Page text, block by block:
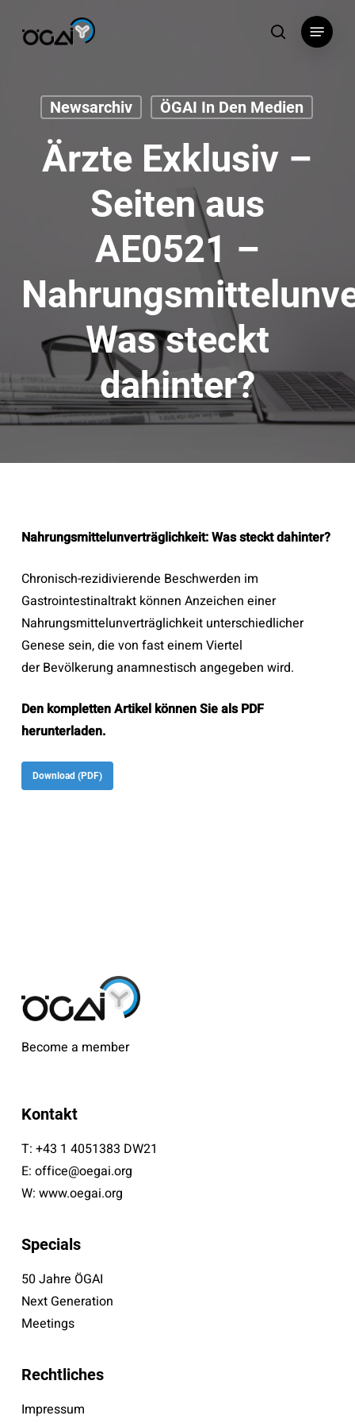
search
Menu
Newsarchiv ÖGAI In Den Medien
Ärzte Exklusiv –
Seiten aus
AE0521 –
Was steckt
dahinter?
Nahrungsmittelunverträglichkeit: Was steckt dahinter?
Chronisch-rezidivierende Beschwerden im
Gastrointestinaltrakt können Anzeichen einer
Nahrungsmittelunverträglichkeit unterschiedlicher
Genese sein, die von fast einem Viertel
der Bevölkerung anamnestisch angegeben wird.
Den kompletten Artikel können Sie als PDF
herunterladen.
Download (PDF)
Become a member
Kontakt
T: +43 1 4051383 DW21
E: office@oegai.org
W: www.oegai.org
Specials
50 Jahre ÖGAI
Next Generation
Meetings
Rechtliches
Impressum